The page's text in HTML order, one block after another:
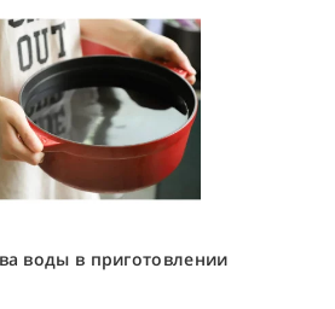
воды в приготовлении